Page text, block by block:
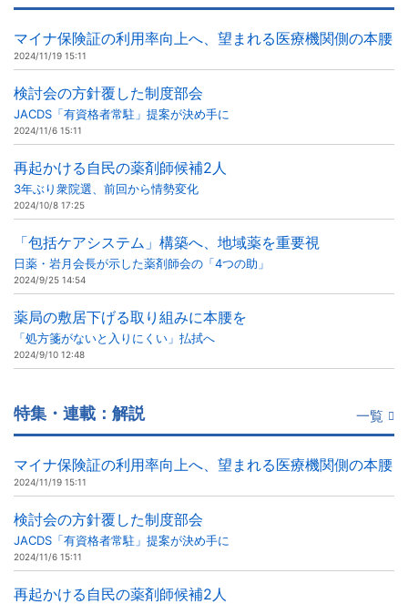
マイナ保険証の利用率向上へ、望まれる医療機関側の本腰
2024/11/19 15:11
検討会の方針覆した制度部会
JACDS「有資格者常駐」提案が決め手に
2024/11/6 15:11
再起かける自民の薬剤師候補2人
3年ぶり衆院選、前回から情勢変化
2024/10/8 17:25
「包括ケアシステム」構築へ、地域薬を重要視
日薬・岩月会長が示した薬剤師会の「4つの助」
2024/9/25 14:54
薬局の敷居下げる取り組みに本腰を
「処方箋がないと入りにくい」払拭へ
2024/9/10 12:48
特集・連載：解説 一覧
マイナ保険証の利用率向上へ、望まれる医療機関側の本腰
2024/11/19 15:11
検討会の方針覆した制度部会
JACDS「有資格者常駐」提案が決め手に
2024/11/6 15:11
再起かける自民の薬剤師候補2人